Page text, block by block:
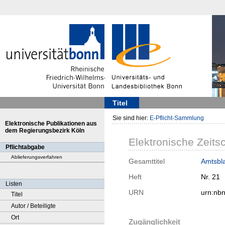
Titel
Elektronische Publikationen aus
dem Regierungsbezirk Köln
Pflichtabgabe
Ablieferungsverfahren
Listen
Titel
Autor / Beteiligte
Ort
Sie sind hier: E-Pflicht-Sammlung
Elektronische
Gesamttitel
Heft
Nr. 21
URN
Zugänglichkeit